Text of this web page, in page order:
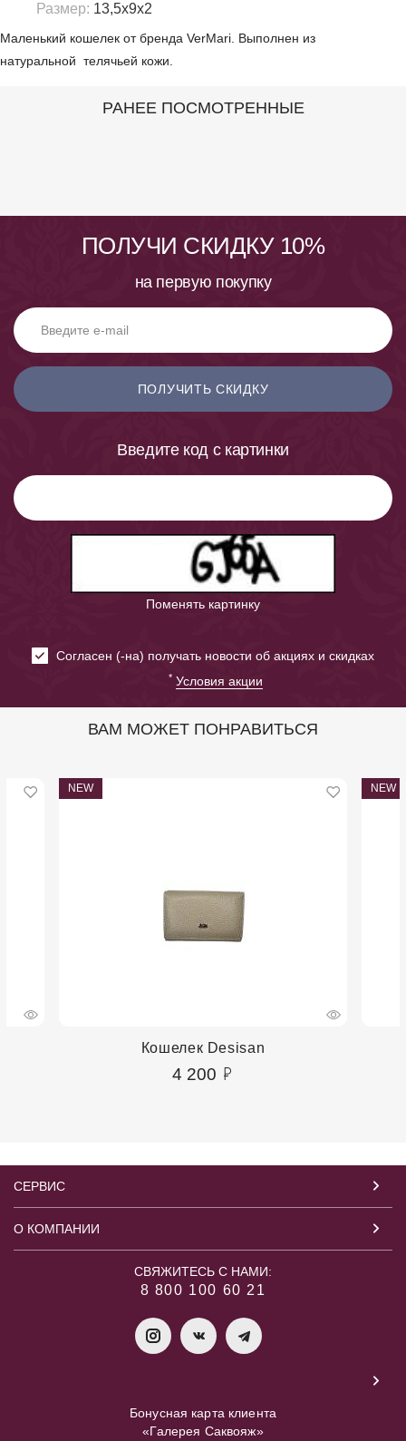
Размер: 13,5х9х2
Маленький кошелек от бренда VerMari. Выполнен из
натуральной телячьей кожи.
РАНЕЕ ПОСМОТРЕННЫЕ
ПОЛУЧИ СКИДКУ 10%
на первую покупку
ПОЛУЧИТЬ СКИДКУ
Введите код с картинки
Поменять картинку
Cогласен (-на) получать новости об акциях и скидках
* Условия акции
ВАМ МОЖЕТ ПОНРАВИТЬСЯ
NEW
Кошелек Desisan
4 200
NEW
СЕРВИС
О КОМПАНИИ
СВЯЖИТЕСЬ С НАМИ:
8 800 100 60 21
Бонусная карта клиента
«Галерея Саквояж»